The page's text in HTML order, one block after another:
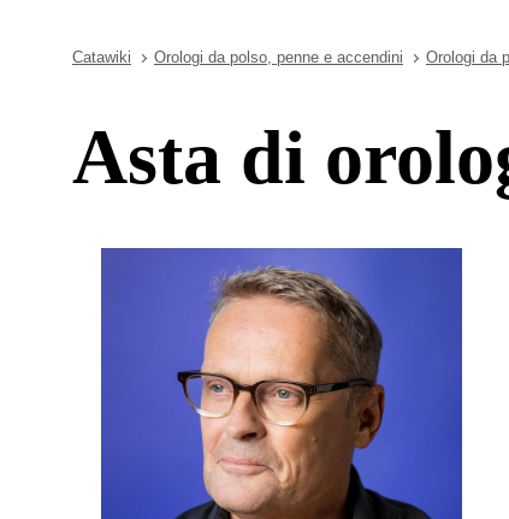
Catawiki Orologi da polso, penne e accendini Orologi da
Asta di